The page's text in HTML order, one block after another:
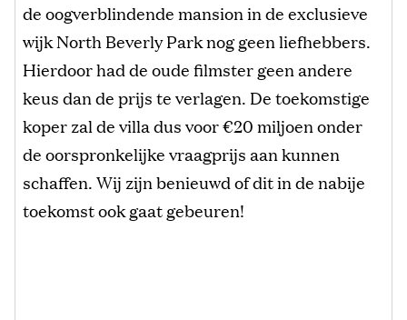
de oogverblindende mansion in de exclusieve
wijk North Beverly Park nog geen liefhebbers.
Hierdoor had de oude filmster geen andere
keus dan de prijs te verlagen. De toekomstige
koper zal de villa dus voor €20 miljoen onder
de oorspronkelijke vraagprijs aan kunnen
schaffen. Wij zijn benieuwd of dit in de nabije
toekomst ook gaat gebeuren!